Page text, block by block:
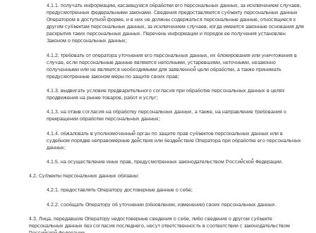
4.1.1. получать информацию, касающуюся обработки его персональных данных, за исключением случаев,
предусмотренных федеральными законами. Сведения предоставляются субъекту персональных данных
Оператором в доступной форме, и в них не должны содержаться персональные данные, относящиеся к
другим субъектам персональных данных, за исключением случаев, когда имеются законные основания для
раскрытия таких персональных данных. Перечень информации и порядок ее получения установлен
Законом о персональных данных;
4.1.2. требовать от оператора уточнения его персональных данных, их блокирования или уничтожения в
случае, если персональные данные являются неполными, устаревшими, неточными, незаконно
полученными или не являются необходимыми для заявленной цели обработки, а также принимать
предусмотренные законом меры по защите своих прав;
4.1.3. выдвигать условие предварительного согласия при обработке персональных данных в целях
продвижения на рынке товаров, работ и услуг;
4.1.3. на отзыв согласия на обработку персональных данных, а также, на направление требования о
прекращении обработки персональных данных;
4.1.4. обжаловать в уполномоченный орган по защите прав субъектов персональных данных или в
судебном порядке неправомерные действия или бездействие Оператора при обработке его персональных
данных;
4.1.5. на осуществление иных прав, предусмотренных законодательством Российской Федерации.
4.2. Субъекты персональных данных обязаны:
4.2.1. предоставлять Оператору достоверные данные о себе;
4.2.2. сообщать Оператору об уточнении (обновлении, изменении) своих персональных данных.
4.3. Лица, передавшие Оператору недостоверные сведения о себе, либо сведения о другом субъекте
персональных данных без согласия последнего, несут ответственность в соответствии с законодательством